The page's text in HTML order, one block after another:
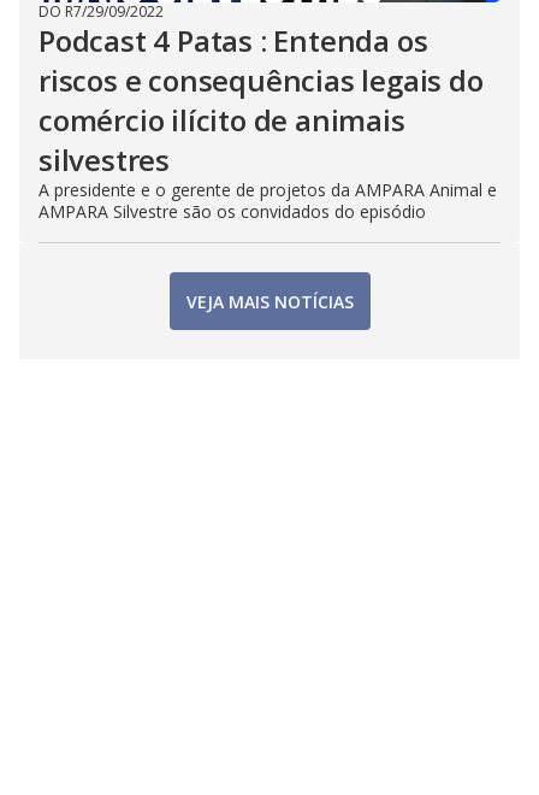
DO R7/29/09/2022
Podcast 4 Patas : Entenda os
riscos e consequências legais do
comércio ilícito de animais
silvestres
A presidente e o gerente de projetos da AMPARA Animal e
AMPARA Silvestre são os convidados do episódio
VEJA MAIS NOTÍCIAS